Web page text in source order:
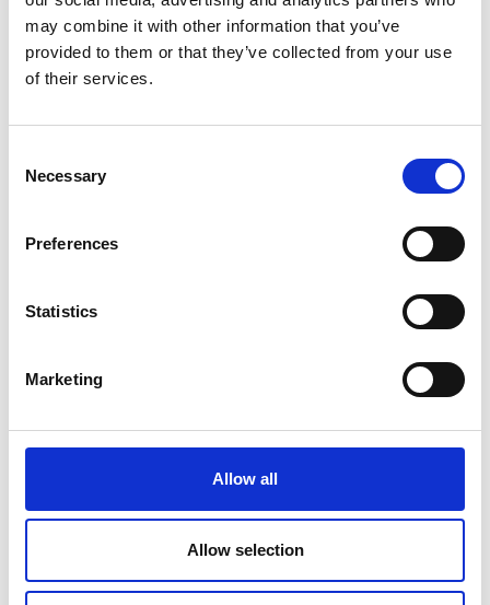
may combine it with other information that you’ve
provided to them or that they’ve collected from your use
of their services.
Selection
Necessary
Preferences
Statistics
Marketing
Allow all
Allow selection
Pubblicità